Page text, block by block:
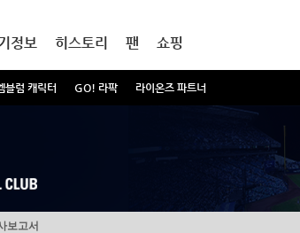
블럼 캐릭터 GO! 라팍 라이온즈 파트너
정보 히스토리 팬 쇼핑
보고서